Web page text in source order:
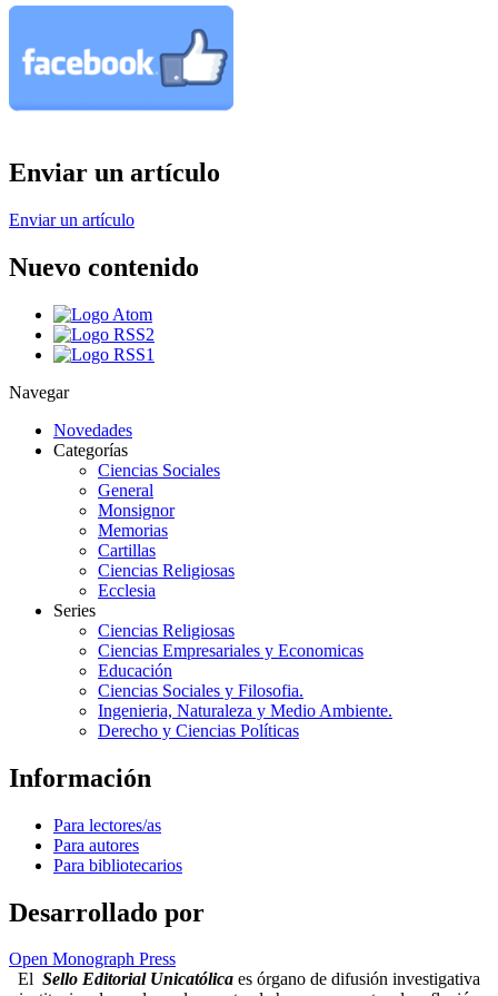
Enviar un artículo
Enviar un artículo
Nuevo contenido
Navegar
Novedades
Categorías
Ciencias Sociales
General
Monsignor
Memorias
Cartillas
Ciencias Religiosas
Ecclesia
Series
Ciencias Religiosas
Ciencias Empresariales y Economicas
Educación
Ciencias Sociales y Filosofia.
Ingenieria, Naturaleza y Medio Ambiente.
Derecho y Ciencias Políticas
Información
Para lectores/as
Para autores
Para bibliotecarios
Desarrollado por
Open Monograph Press
El Sello Editorial Unicatólica es órgano de difusión investigativa